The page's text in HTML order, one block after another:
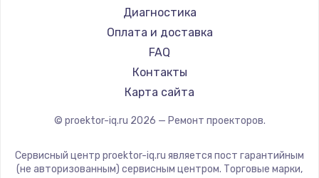
JVC
Casio
Hiper
HITACHI
Panasonic
Диагностика
Оплата и доставка
FAQ
Контакты
Карта сайта
© proektor-iq.ru 2026 — Ремонт проекторов.
Сервисный центр proektor-iq.ru является пост гарантийным
(не авторизованным) сервисным центром. Торговые марки,